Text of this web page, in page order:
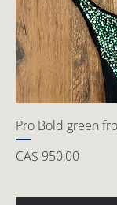
Pro Bold green
Preço
CA$ 950,00